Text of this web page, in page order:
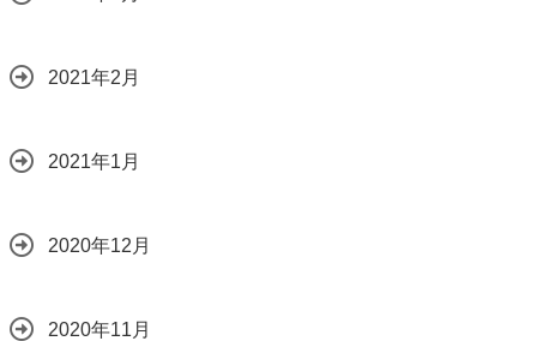
2021年2月
2021年1月
2020年12月
2020年11月